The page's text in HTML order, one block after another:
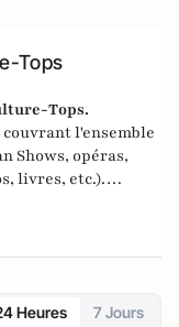
Tops
Tops.
l'ensemble
Shows, opéras,
livres, etc.).
par Jacques
Gabriel
Heures 7 Jours